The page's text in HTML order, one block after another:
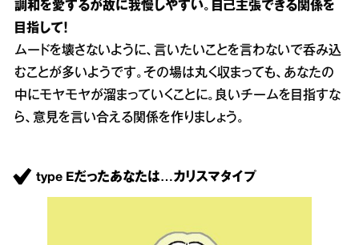
調和を愛するが故に我慢しやすい。自己主張できる関係を
目指して！
ムードを壊さないように、言いたいことを言わないで呑み込
むことが多いようです。その場は丸く収まっても、あなたの
中にモヤモヤが溜まっていくことに。良いチームを目指すな
ら、意見を言い合える関係を作りましょう。
type Eだったあなたは…カリスマタイプ